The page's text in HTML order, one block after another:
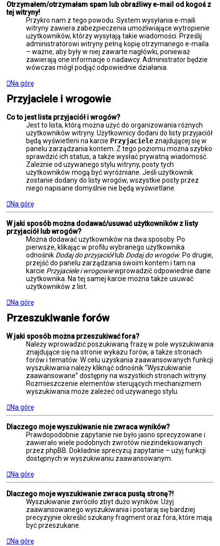
Otrzymałem/otrzymałam spam lub obraźliwy e-mail od kogoś z
tej witryny!
Przykro nam z tego powodu. System wysyłania e-maili
witryny zawiera zabezpieczenia umożliwiające wytropienie
użytkowników, którzy wysyłają takie wiadomości. Prześlij
administratorowi witryny pełną kopię otrzymanego e-maila
– ważne, aby były w niej zawarte nagłówki, ponieważ
zawierają one informacje o nadawcy. Administrator będzie
wówczas mógł podjąć odpowiednie działania.
Na górę
Przyjaciele i wrogowie
Co to jest lista przyjaciół i wrogów?
Jest to lista, którą można użyć do organizowania różnych
użytkowników witryny. Użytkownicy dodani do listy przyjaciół
będą wyświetleni na karcie Przyjaciele znajdującej się w
panelu zarządzania kontem. Z tego poziomu można szybko
sprawdzić ich status, a także wysłać prywatną wiadomość.
Zależnie od używanego stylu witryny, posty tych
użytkowników mogą być wyróżniane. Jeśli użytkownik
zostanie dodany do listy wrogów, wszystkie posty przez
niego napisane domyślnie nie będą wyświetlane.
Na górę
W jaki sposób można dodawać/usuwać użytkowników z listy
przyjaciół lub wrogów?
Można dodawać użytkowników na dwa sposoby. Po
pierwsze, klikając w profilu wybranego użytkownika
odnośnik Dodaj do przyjaciółlub Dodaj do wrogów. Po drugie,
przejść do panelu zarządzania swoim kontem i tam na
karcie Przyjaciele i wrogowiewprowadzić odpowiednie dane
użytkownika. Na tej samej karcie można także usuwać
użytkowników z list.
Na górę
Przeszukiwanie forów
W jaki sposób można przeszukiwać fora?
Należy wprowadzić poszukiwaną frazę w pole wyszukiwania
znajdujące się na stronie wykazu forów, a także stronach
forów i tematów. W celu uzyskania zaawansowanych funkcji
wyszukiwania należy kliknąć odnośnik “Wyszukiwanie
zaawansowane” dostępny na wszystkich stronach witryny.
Rozmieszczenie elementów sterujących mechanizmem
wyszukiwania może zależeć od używanego stylu.
Na górę
Dlaczego moje wyszukiwanie nie zwraca wyników?
Prawdopodobnie zapytanie nie było jasno sprecyzowane i
zawierało wiele podobnych zwrotów niezindeksowanych
przez phpBB. Dokładnie sprecyzuj zapytanie – użyj funkcji
dostępnych w wyszukiwaniu zaawansowanym.
Na górę
Dlaczego moje wyszukiwanie zwraca pustą stronę?!
Wyszukiwanie zwróciło zbyt dużo wyników. Użyj
zaawansowanego wyszukiwania i postaraj się bardziej
precyzyjnie określić szukany fragment oraz fora, które mają
być przeszukane.
Na górę